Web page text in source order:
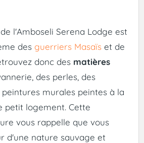
l'Amboseli Serena Lodge est
des guerriers Masaïs et de
donc des matières
des perles, des
murales peintes à la
petit logement. Cette
vous rappelle que vous
d'une nature sauvage et